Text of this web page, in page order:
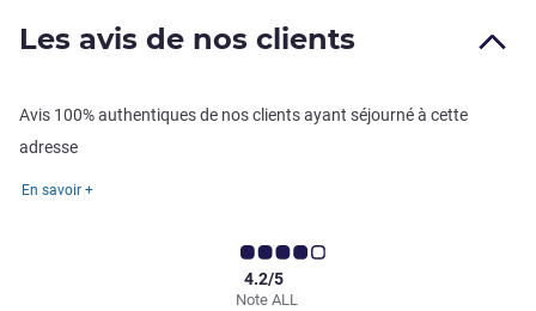
Les avis de nos clients
Avis 100% authentiques de nos clients ayant séjourné à cette
adresse
En savoir +
Note ALL
4.2/5